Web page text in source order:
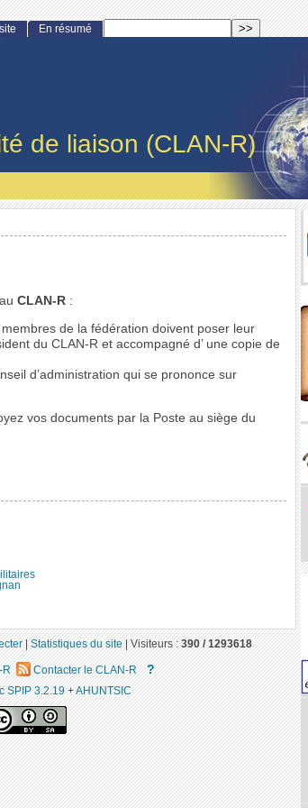
de liaison (CLAN-R)
CLAN-R:
de la fédération doivent poser leur
du CLAN-R et accompagné d’ une copie de
d’administration qui se prononce sur
vos documents par la Poste au siège du
En résumé
|Statistiques du site|Visiteurs :390 / 1293618
R Contacter le CLAN-R ?
SPIP 3.2.19+AHUNTSIC